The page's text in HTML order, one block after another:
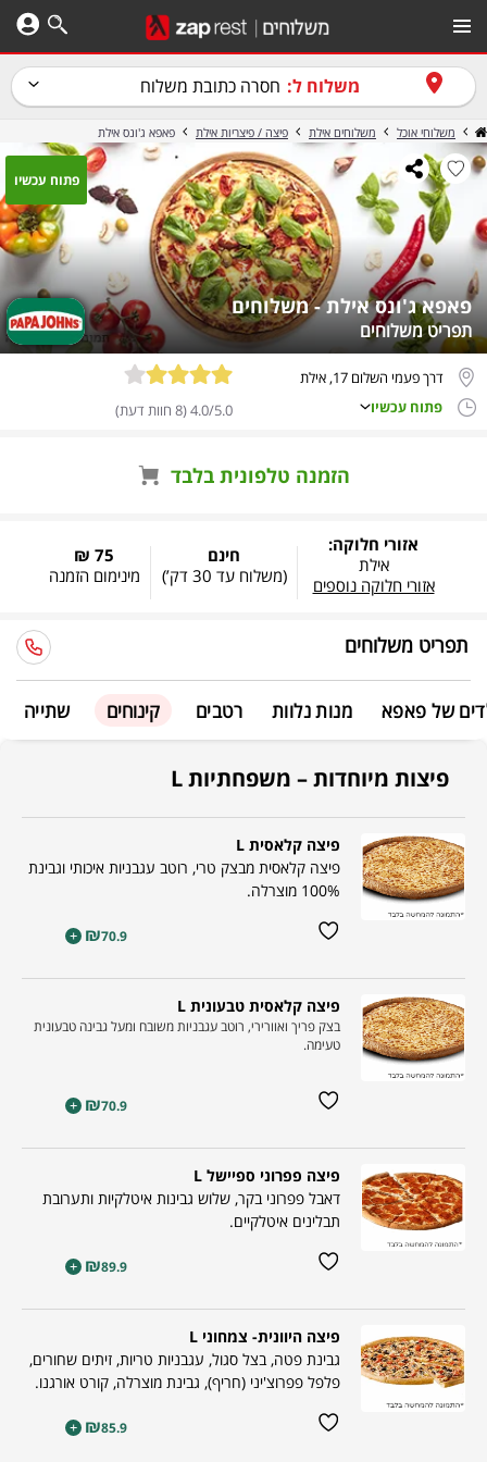
משלוח ל: חסרה כתובת משלוח
משלוחי אוכל משלוחים אילת פיצה / פיצריות אילת פאפא ג'ונס אילת
פאפא ג'ונס אילת - משלוחים
תפריט משלוחים
פתוח עכשיו
דרך פעמי השלום 17, אילת
פתוח עכשיו
4.0/5.0 (8 חוות דעת)
הזמנה טלפונית בלבד
אזורי חלוקה:
אילת
אזורי חלוקה נוספים
חינם
(משלוח עד 30 דק’ ) מינימום הזמנה
75 ₪
תפריט משלוחים
של פאפא מנות נלוות רטבים קינוחים שתייה
פיצות מיוחדות – משפחתיות L
פיצה קלאסית L
פיצה קלאסית מבצק טרי, רוטב עגבניות איכותי וגבינת
100% מוצרלה.
₪70.9
+
פיצה קלאסית טבעונית L
בצק פריך ואוורירי, רוטב עגבניות משובח ומעל גבינה טבעונית
טעימה.
₪70.9
+
פיצה פפרוני ספיישל L
דאבל פפרוני בקר, שלוש גבינות איטלקיות ותערובת
תבלינים איטלקיים.
₪89.9
+
פיצה היוונית- צמחוני L
גבינת פטה, בצל סגול, עגבניות טריות, זיתים שחורים,
פלפל פפרוצ'יני (חריף), גבינת מוצרלה, קורט אורגנו.
₪85.9
+